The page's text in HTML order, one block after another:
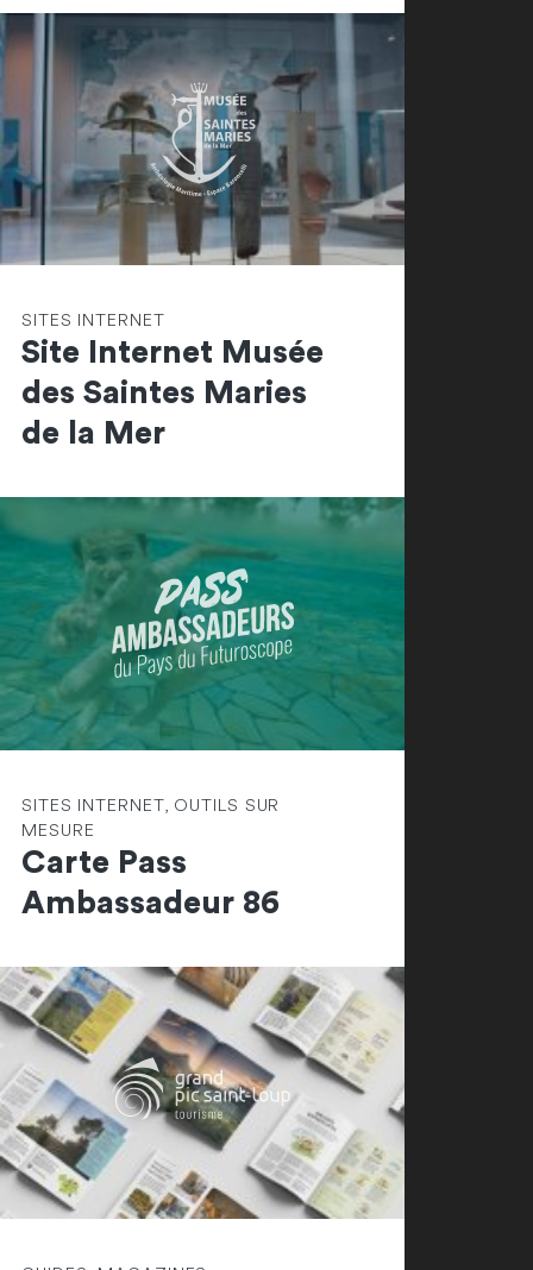
SITES INTERNET
Site Internet Musée
des Saintes Maries
de la Mer
SITES INTERNET, OUTILS SUR
MESURE
Carte Pass
Ambassadeur 86